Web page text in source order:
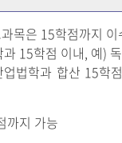
목은 15학점까지 이
15학점 이내, 예)
법학과 합산 15학
까지 가능